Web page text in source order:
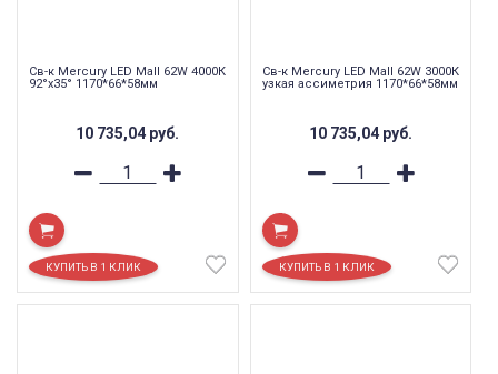
Св-к Mercury LED Mall 62W 4000К
92°x35° 1170*66*58мм
10 735,04 руб.
Св-к Mercury LED Mall 62W 3000К
узкая ассиметрия 1170*66*58мм
10 735,04 руб.